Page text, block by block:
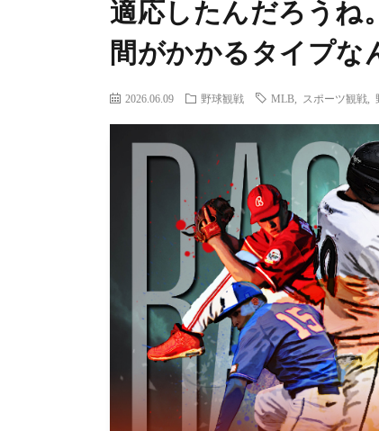
適応したんだろうね
間がかかるタイプな
2026.06.09 野球観戦 MLB スポーツ観戦